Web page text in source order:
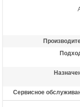
Сервисное